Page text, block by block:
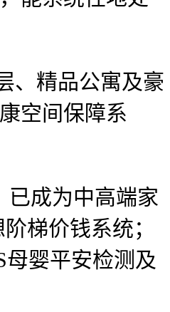
、精品公寓及豪
空间保障系
成为中高端家
梯价钱系统；
婴平安检测及